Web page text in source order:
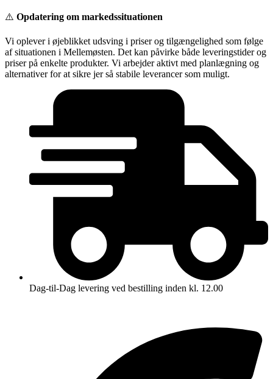
Videre
indhold
⚠️ Opdatering om markedssituationen
Vi oplever i øjeblikket udsving i priser og tilgængelighed som følge
af situationen i Mellemøsten. Det kan påvirke både leveringstider og
priser på enkelte produkter. Vi arbejder aktivt med planlægning og
alternativer for at sikre jer så stabile leverancer som muligt.
Dag-til-Dag levering ved bestilling inden kl. 12.00